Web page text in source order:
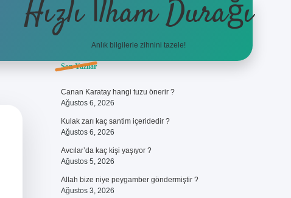
Hızlı İlham Durağı
Anlık bilgilerle zihnini tazele!
Sidebar
Son Yazılar
Canan Karatay hangi tuzu önerir ?
Ağustos 6, 2026
Kulak zarı kaç santim içeridedir ?
Ağustos 6, 2026
Avcılar’da kaç kişi yaşıyor ?
Ağustos 5, 2026
Allah bize niye peygamber göndermiştir ?
Ağustos 3, 2026